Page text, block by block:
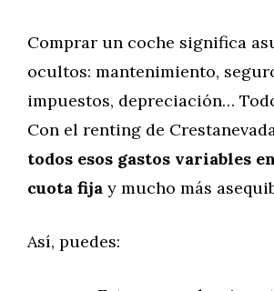
Comprar un coche significa
ocultos: mantenimiento,
impuestos, depreciación…
Con el renting de
todos esos gastos variables
cuota fija y mucho más
Así, puedes: